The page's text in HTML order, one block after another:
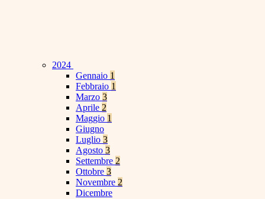
2024
Gennaio 1
Febbraio 1
Marzo 3
Aprile 2
Maggio 1
Giugno
Luglio 3
Agosto 3
Settembre 2
Ottobre 3
Novembre 2
Dicembre